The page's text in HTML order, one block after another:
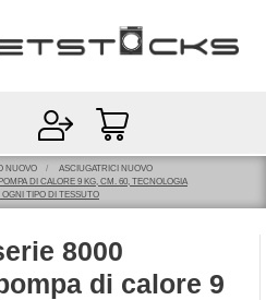
NUOVO
ASCIUGATRICI NUOVO
DI CALORE 9 KG, CM. 60, TECNOLOGIA
TIPO DI TESSUTO
8000
di calore 9